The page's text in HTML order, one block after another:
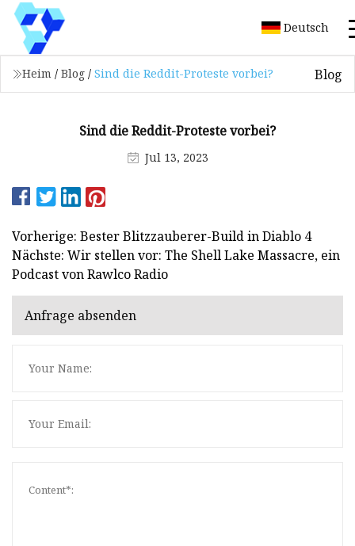
Deutsch
Heim / Blog / Sind die Reddit-Proteste vorbei? Blog
Sind die Reddit-Proteste vorbei?
Jul 13, 2023
Vorherige: Bester Blitzzauberer-Build in Diablo 4
Nächste: Wir stellen vor: The Shell Lake Massacre, ein
Podcast von Rawlco Radio
Anfrage absenden